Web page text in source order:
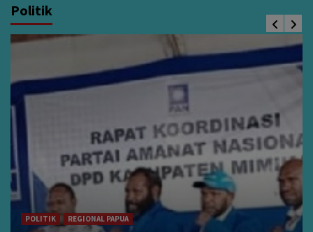
Politik
POLITIK REGIONAL PAPUA